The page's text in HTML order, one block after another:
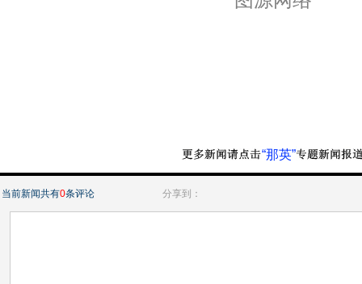
“那英”
当前新闻共有0条评论 分享到：